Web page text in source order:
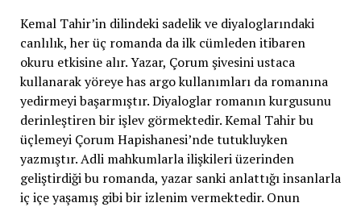
Kemal Tahir’in dilindeki sadelik ve diyaloglarındaki
canlılık, her üç romanda da ilk cümleden itibaren
okuru etkisine alır. Yazar, Çorum şivesini ustaca
kullanarak yöreye has argo kullanımları da romanına
yedirmeyi başarmıştır. Diyaloglar romanın kurgusunu
derinleştiren bir işlev görmektedir. Kemal Tahir bu
üçlemeyi Çorum Hapishanesi’nde tutukluyken
yazmıştır. Adli mahkumlarla ilişkileri üzerinden
geliştirdiği bu romanda, yazar sanki anlattığı insanlarla
iç içe yaşamış gibi bir izlenim vermektedir. Onun